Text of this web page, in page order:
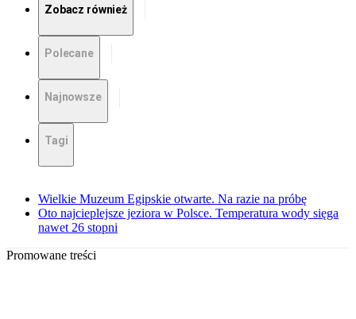
Zobacz również
Polecane
Najnowsze
Tagi
Wielkie Muzeum Egipskie otwarte. Na razie na próbę
Oto najcieplejsze jeziora w Polsce. Temperatura wody sięga
nawet 26 stopni
Promowane treści